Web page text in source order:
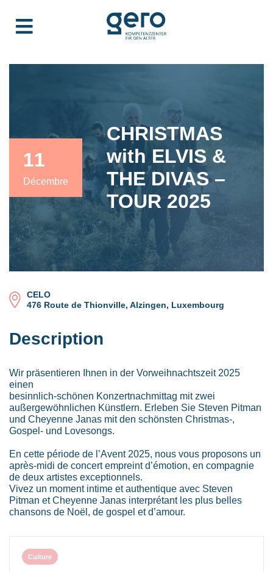
11
Décembre
CHRISTMAS
with ELVIS &
THE DIVAS –
TOUR 2025
CELO
476 Route de Thionville, Alzingen, Luxembourg
Description
Wir präsentieren Ihnen in der Vorweihnachtszeit 2025
einen
besinnlich-schönen Konzertnachmittag mit zwei
außergewöhnlichen Künstlern. Erleben Sie Steven Pitman
und Cheyenne Janas mit den schönsten Christmas-,
Gospel- und Lovesongs.
En cette période de l’Avent 2025, nous vous proposons un
après-midi de concert empreint d’émotion, en compagnie
de deux artistes exceptionnels.
Vivez un moment intime et authentique avec Steven
Pitman et Cheyenne Janas interprétant les plus belles
chansons de Noël, de gospel et d’amour.
Culture